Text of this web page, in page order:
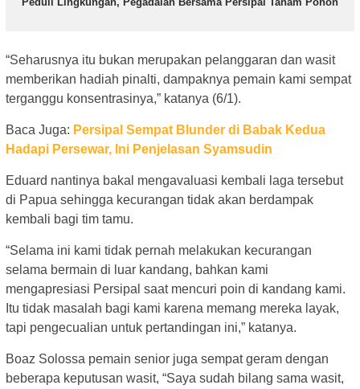
“Seharusnya itu bukan merupakan pelanggaran dan wasit
memberikan hadiah pinalti, dampaknya pemain kami sempat
terganggu konsentrasinya,” katanya (6/1).
Baca Juga: Persipal Sempat Blunder di Babak Kedua
Hadapi Persewar, Ini Penjelasan Syamsudin
Eduard nantinya bakal mengavaluasi kembali laga tersebut
di Papua sehingga kecurangan tidak akan berdampak
kembali bagi tim tamu.
“Selama ini kami tidak pernah melakukan kecurangan
selama bermain di luar kandang, bahkan kami
mengapresiasi Persipal saat mencuri poin di kandang kami.
Itu tidak masalah bagi kami karena memang mereka layak,
tapi pengecualian untuk pertandingan ini,” katanya.
Boaz Solossa pemain senior juga sempat geram dengan
beberapa keputusan wasit, “Saya sudah bilang sama wasit,